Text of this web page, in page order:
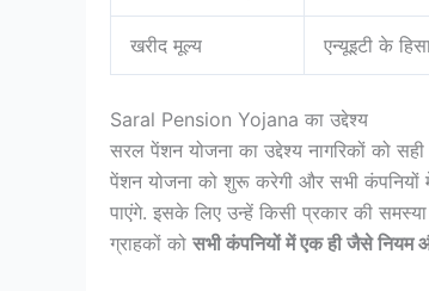
खरीद मूल्य एन्यूइटी के
Saral Pension Yojana का उद्देश्य
सरल पेंशन योजना का उद्देश्य नागरिकों को
पेंशन योजना को शुरू करेगी और सभी कंपनियों
पाएंगे. इसके लिए उन्हें किसी प्रकार की
ग्राहकों को सभी कंपनियों में एक ही जैसे नियम